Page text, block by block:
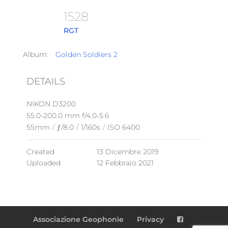
1528
RGT
Album: Golden Soldiers 2
DETAILS
NIKON D3200
55.0-200.0 mm f/4.0-5.6
55mm / ƒ/8.0 / 1/160s / ISO 6400
Created
13 Dicembre 2019
Uploaded
12 Febbraio 2021
Associazione Geophonìe Privacy